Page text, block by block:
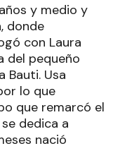
y medio y
donde
con Laura
del pequeño
Bauti. Usa
lo que
que remarcó el
dedica a
nació